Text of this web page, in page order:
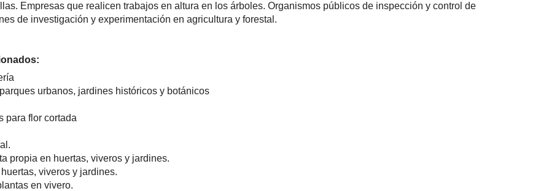
Empresas que realicen trabajos en altura en los árboles. Organismos públicos de inspección y control de
de investigación y experimentación en agricultura y forestal.
urbanos, jardines históricos y botánicos
para flor cortada
propia en huertas, viveros y jardines.
viveros y jardines.
en vivero.